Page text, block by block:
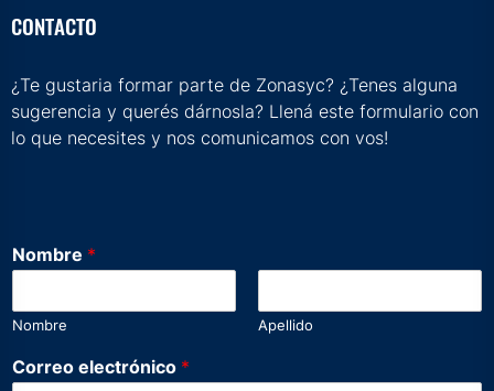
CONTACTO
¿Te gustaria formar parte de Zonasyc? ¿Tenes alguna
sugerencia y querés dárnosla? Llená este formulario con
lo que necesites y nos comunicamos con vos!
Nombre *
Nombre Apellido
D
e
Correo electrónico *